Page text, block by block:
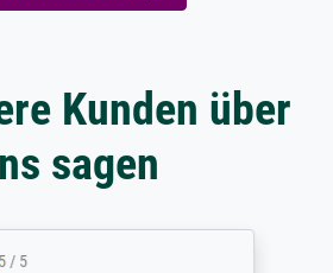
Kunden über
sagen
5 / 5